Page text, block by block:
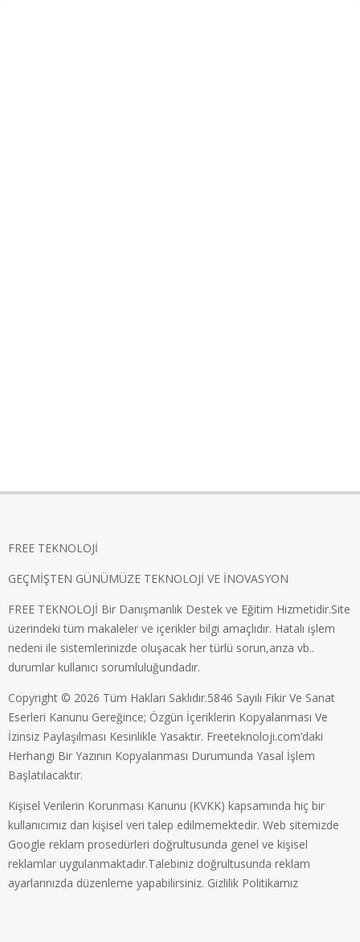
FREE TEKNOLOJİ
GEÇMİŞTEN GÜNÜMÜZE TEKNOLOJİ VE İNOVASYON
FREE TEKNOLOJİ Bir Danışmanlık Destek ve Eğitim Hizmetidir.Site
üzerindeki tüm makaleler ve içerikler bilgi amaçlıdır. Hatalı işlem
nedeni ile sistemlerinizde oluşacak her türlü sorun,arıza vb..
durumlar kullanıcı sorumluluğundadır.
Copyright © 2026 Tüm Hakları Saklıdır.5846 Sayılı Fikir Ve Sanat
Eserleri Kanunu Gereğince; Özgün İçeriklerin Kopyalanması Ve
İzinsiz Paylaşılması Kesinlikle Yasaktır. Freeteknoloji.com’daki
Herhangi Bir Yazının Kopyalanması Durumunda Yasal İşlem
Başlatılacaktır.
Kişisel Verilerin Korunması Kanunu (KVKK) kapsamında hiç bir
kullanıcımız dan kişisel veri talep edilmemektedir. Web sitemizde
Google reklam prosedürleri doğrultusunda genel ve kişisel
reklamlar uygulanmaktadır.Talebiniz doğrultusunda reklam
ayarlarınızda düzenleme yapabilirsiniz. Gizlilik Politikamız